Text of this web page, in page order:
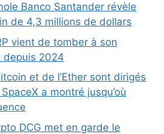
Banco Santander révèle
de 4,3 millions de dollars
vient de tomber à son
depuis 2024
et de l’Ether sont dirigés
a montré jusqu’où
DCG met en garde le